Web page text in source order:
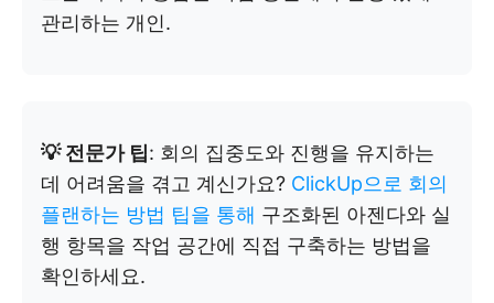
관리하는 개인.
💡 전문가 팁: 회의 집중도와 진행을 유지하는
데 어려움을 겪고 계신가요? ClickUp으로 회의
플랜하는 방법 팁을 통해 구조화된 아젠다와 실
행 항목을 작업 공간에 직접 구축하는 방법을
확인하세요.